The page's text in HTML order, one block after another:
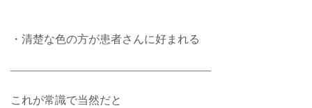
・清楚な色の方が患者さんに好まれる
――――――――――――――――――
これが常識で当然だと